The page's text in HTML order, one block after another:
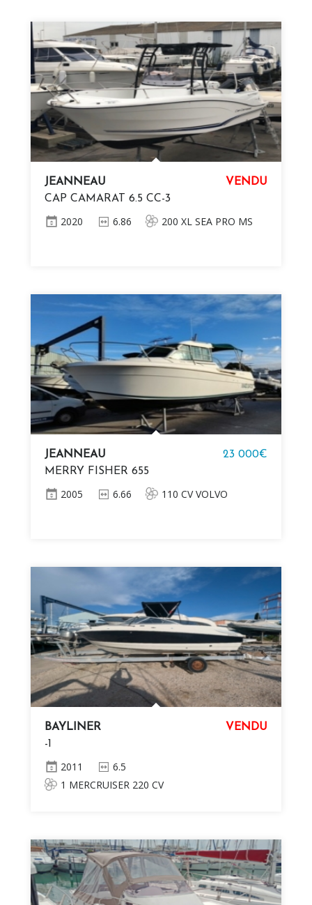
JEANNEAU
CAP CAMARAT 6.5 CC-3
VENDU
2020 6.86 200 XL SEA PRO MS
JEANNEAU
MERRY FISHER 655
23 000€
2005 6.66 110 CV VOLVO
BAYLINER
-1
VENDU
2011
6.5
1 MERCRUISER 220 CV